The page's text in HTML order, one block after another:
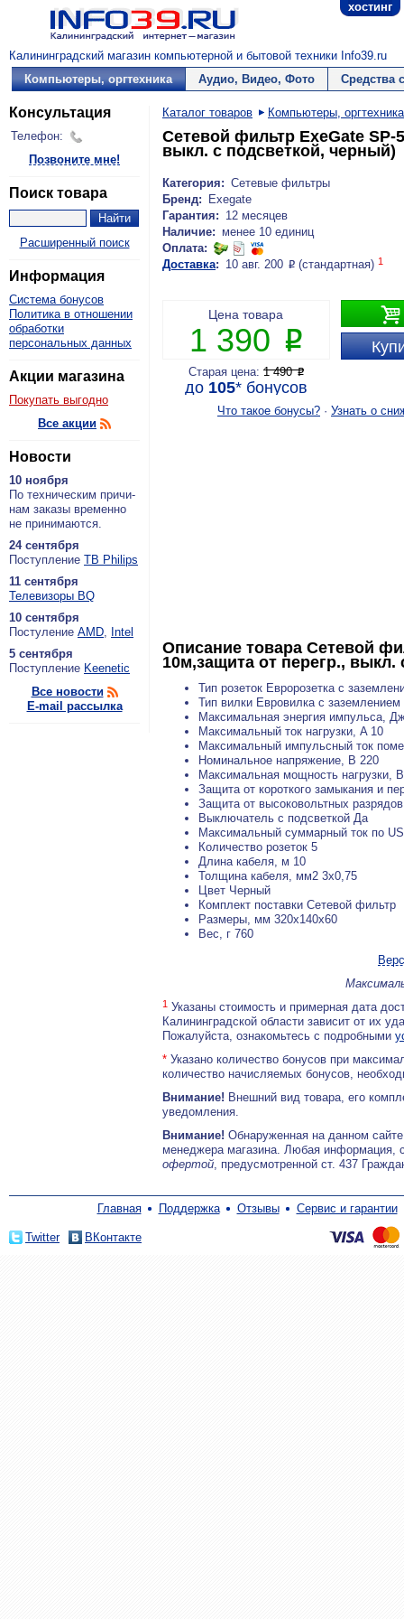
хостинг
Калининградский магазин компьютерной и бытовой техники Info39.ru
Компьютеры, оргтехника
Аудио, Видео, Фото Средства
Консультация
Телефон:
Позвоните мне!
Поиск товара
Расширенный поиск
Информация
Система бонусов
Политика в отношении
обработки
персональных данных
Акции магазина
Покупать выгодно
Все акции
Новости
10 ноября
По тех­ни­че­ским при­чи­
нам за­ка­зы вре­мен­но
не при­ни­ма­ют­ся.
24 сентября
По­ступ­ле­ние ТВ Philips
11 сентября
Теле­ви­зо­ры BQ
10 сентября
По­сту­ле­ние AMD, Intel
5 сентября
По­ступ­ле­ние Keenetic
Все новости
E-mail рассылка
Каталог товаров Компьютеры, оргтехника
Сетевой фильтр ExeGate SP-
выкл. с подсветкой, черный)
Категория: Сетевые фильтры
Бренд:
Exegate
Гарантия: 12 месяцев
Наличие: менее 10 единиц
Оплата:
Доставка: 10 авг. 200 P(стандартная) 1

Цена товара
1 390 P
Старая цена: 1 490P
до 105*бонусов
Что такое бонусы? · Узнать о
Описание товара Сетевой
10м,защита от перегр.,
Тип розеток Евророзетка с
Тип вилки Евровилка с заземлением
Максимальная энергия импульса,
Максимальный ток нагрузки, A 10
Максимальный импульсный ток
Номинальное напряжение, В 220
Максимальная мощность нагрузки,
Защита от короткого замыкания и
Защита от высоковольтных
Выключатель с подсветкой Да
Максимальный суммарный ток по
Количество розеток 5
Длина кабеля, м 10
Толщина кабеля, мм2 3x0,75
Цвет Черный
Комплект поставки Сетевой фильтр
Размеры, мм 320x140x60
Вес, г 760
1 Указаны стоимость и примерная дата
Калининградской области зависит от их
Пожалуйста, ознакомьтесь с подробными
* Указано количество бонусов при
количество начисляемых бонусов,
Внимание! Внешний вид товара, его
уведомления.
Внимание! Обнаруженная на данном
менеджера магазина. Любая информация,
офертой, предусмотренной ст. 437
Главная Поддержка Отзывы Сервис и гарантии
Twitter ВКонтакте